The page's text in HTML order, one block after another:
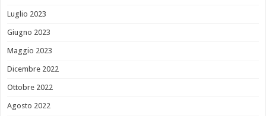
Luglio 2023
Giugno 2023
Maggio 2023
Dicembre 2022
Ottobre 2022
Agosto 2022